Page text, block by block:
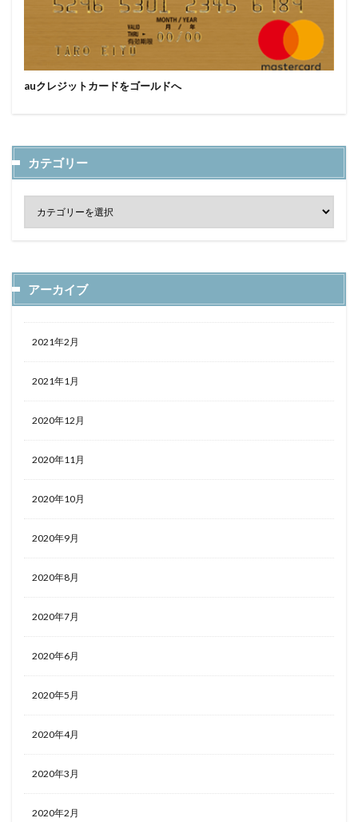
auクレジットカードをゴールドへ
カテゴリー
アーカイブ
2021年2月
2021年1月
2020年12月
2020年11月
2020年10月
2020年9月
2020年8月
2020年7月
2020年6月
2020年5月
2020年4月
2020年3月
2020年2月